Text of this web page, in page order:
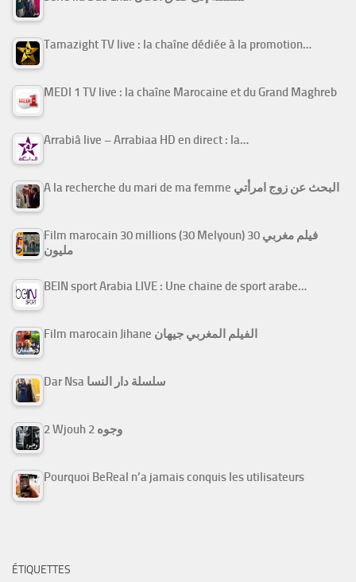
Tamazight TV live : la chaîne dédiée à la promotion…
MEDI 1 TV live : la chaîne Marocaine et du Grand Maghreb
Arrabiâ live – Arrabiaa HD en direct : la…
A la recherche du mari de ma femme البحث عن زوج امرأتي
Film marocain 30 millions (30 Melyoun) فيلم مغربي 30
مليون
BEIN sport Arabia LIVE : Une chaine de sport arabe…
Film marocain Jihane الفيلم المغربي جيهان
Dar Nsa سلسلة دار النسا
2 Wjouh 2 وجوه
Pourquoi BeReal n’a jamais conquis les utilisateurs
ÉTIQUETTES